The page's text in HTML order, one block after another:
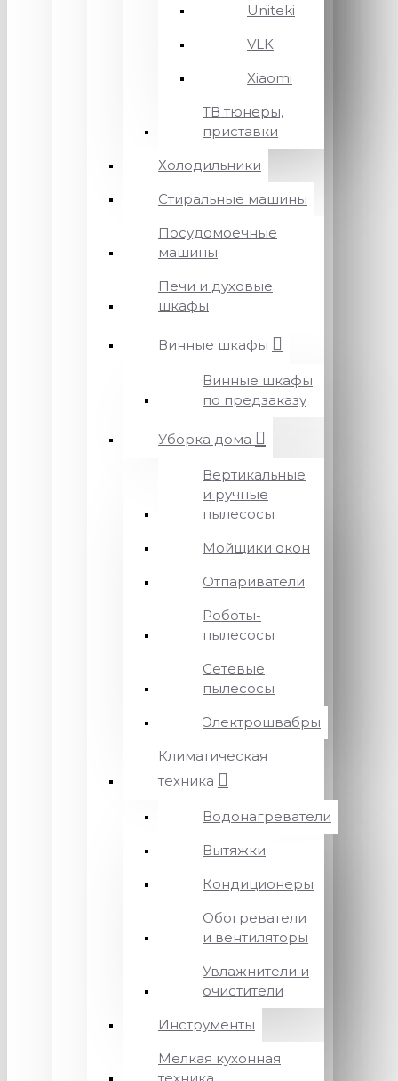
Uniteki
VLK
Xiaomi
ТВ тюнеры,
приставки
Холодильники
Стиральные машины
Посудомоечные
машины
Печи и духовые
шкафы
Винные шкафы
Винные шкафы
по предзаказу
Уборка дома
Вертикальные
и ручные
пылесосы
Мойщики окон
Отпариватели
Роботы-
пылесосы
Сетевые
пылесосы
Электрошвабры
Климатическая
техника
Водонагреватели
Вытяжки
Кондиционеры
Обогреватели
и вентиляторы
Увлажнители и
очистители
Инструменты
Мелкая кухонная